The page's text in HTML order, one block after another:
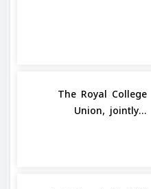
The Royal College
Union, jointly...